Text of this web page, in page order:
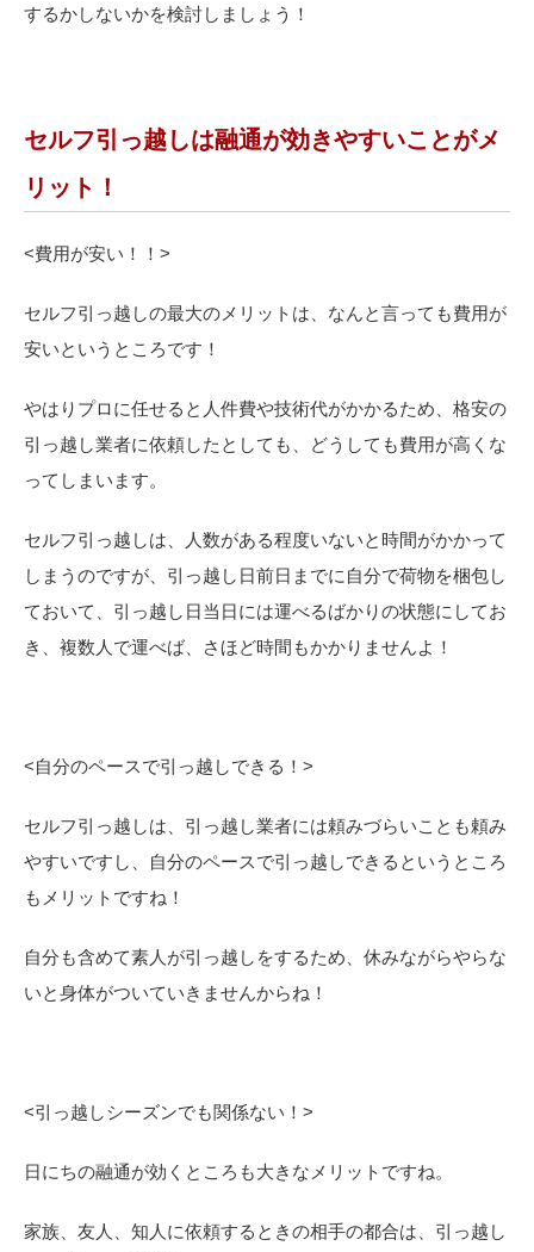
するかしないかを検討しましょう！
セルフ引っ越しは融通が効きやすいことがメ
リット！
<費用が安い！！>
セルフ引っ越しの最大のメリットは、なんと言っても費用が
安いというところです！
やはりプロに任せると人件費や技術代がかかるため、格安の
引っ越し業者に依頼したとしても、どうしても費用が高くな
ってしまいます。
セルフ引っ越しは、人数がある程度いないと時間がかかって
しまうのですが、引っ越し日前日までに自分で荷物を梱包し
ておいて、引っ越し日当日には運べるばかりの状態にしてお
き、複数人で運べば、さほど時間もかかりませんよ！
<自分のペースで引っ越しできる！>
セルフ引っ越しは、引っ越し業者には頼みづらいことも頼み
やすいですし、自分のペースで引っ越しできるというところ
もメリットですね！
自分も含めて素人が引っ越しをするため、休みながらやらな
いと身体がついていきませんからね！
<引っ越しシーズンでも関係ない！>
日にちの融通が効くところも大きなメリットですね。
家族、友人、知人に依頼するときの相手の都合は、引っ越し